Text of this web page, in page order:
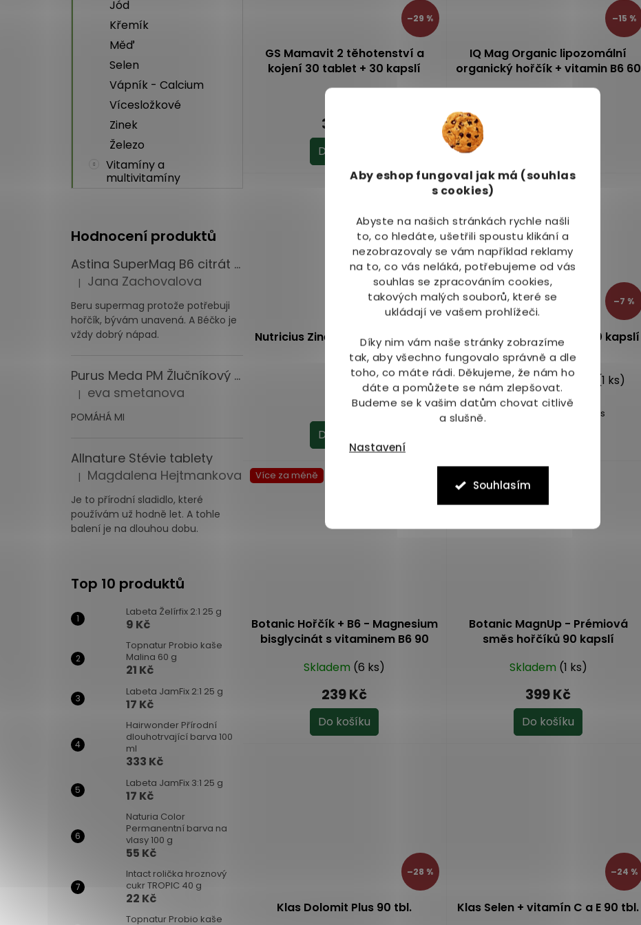
Aby eshop fungoval jak má (souhlas
s cookies)
Abyste na našich stránkách rychle našli
to, co hledáte, ušetřili spoustu klikání a
nezobrazovaly se vám například reklamy
na to, co vás neláká, potřebujeme od vás
souhlas se zpracováním cookies,
takových malých souborů, které se
ukládají ve vašem prohlížeči.
Díky nim vám naše stránky zobrazíme
tak, aby všechno fungovalo správně a dle
toho, co máte rádi. Děkujeme, že nám ho
dáte a pomůžete se nám zlepšovat.
Budeme se k vašim datům chovat citlivě
a slušně.
Nastavení
Souhlasím
Jód
Křemík
Měď
Selen
Vápník - Calcium
Vícesložkové
Zinek
Železo
Vitamíny a
multivitamíny
Hodnocení produktů
Astina SuperMag B6 citrát 60 tbl.
Hodnocení produktu je 5 z 5 hvězdiček.
| Jana Zachovalova
Beru supermag protože potřebuji
hořčík, bývám unavená. A Béčko je
vždy dobrý nápad.
Purus Meda PM Žlučníkový elixír 60 tbl.
Hodnocení produktu je 5 z 5 hvězdiček.
| eva smetanova
POMÁHÁ MI
Allnature Stévie tablety
Hodnocení produktu je 5 z 5 hvězdiček.
| Magdalena Hejtmankova
Je to přírodní sladidlo, které
používám už hodně let. A tohle
balení je na dlouhou dobu.
Top 10 produktů
Labeta Želírfix 2:1 25 g
9 Kč
Topnatur Probio kaše
Malina 60 g
21 Kč
Labeta JamFix 2:1 25 g
17 Kč
Hairwonder Přírodní
dlouhotrvající barva 100
ml
333 Kč
Labeta JamFix 3:1 25 g
17 Kč
Naturia Color
Permanentní barva na
vlasy 100 g
55 Kč
Intact rolička hroznový
cukr TROPIC 40 g
22 Kč
Topnatur Probio kaše
–29 %
GS Mamavit 2 těhotenství a
kojení 30 tablet + 30 kapslí
375 Kč
Do košíku
–15 %
IQ Mag Organic lipozomální
organický hořčík + vitamin B6 60
tob.
–25 %
Nutricius Zinek EXTRA 25 mg 100
tbl.
5
hvězdiček.
Skladem(3 ks)
89 Kč
Do košíku
–7 %
Schindeleho minerály 500 kapslí
Průměrné
hodnocení
produktu
hvězdiček.
Skladem (1 ks)
1 049 Kč 1 049 Kč / 1 ks
Více za méně
Botanic Hořčík + B6 - Magnesium
bisglycinát s vitaminem B6 90
Skladem (6 ks)
239 Kč
Do košíku
Botanic MagnUp - Prémiová
směs hořčíků 90 kapslí
Skladem (1 ks)
399 Kč
Do košíku
–28 %
Klas Dolomit Plus 90 tbl.
–24 %
Klas Selen + vitamín C a E 90 tbl.